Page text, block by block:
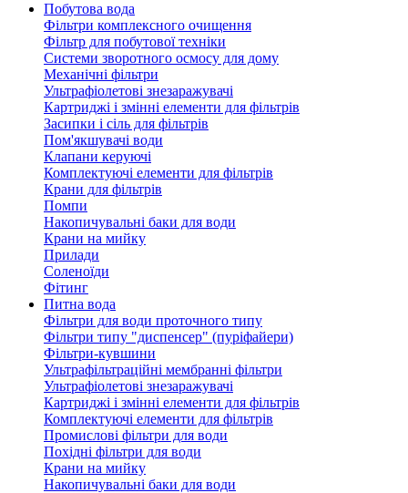
Побутова вода
Фільтри комплексного очищення
Фільтр для побутової техніки
Системи зворотного осмосу для дому
Механічні фільтри
Ультрафіолетові знезаражувачі
Картриджі і змінні елементи для фільтрів
Засипки і сіль для фільтрів
Пом'якшувачі води
Клапани керуючі
Комплектуючі елементи для фільтрів
Крани для фільтрів
Помпи
Накопичувальні баки для води
Крани на мийку
Прилади
Соленоїди
Фітинг
Питна вода
Фільтри для води проточного типу
Фільтри типу "диспенсер" (пуріфайери)
Фільтри-кувшини
Ультрафільтраційні мембранні фільтри
Ультрафіолетові знезаражувачі
Картриджі і змінні елементи для фільтрів
Комплектуючі елементи для фільтрів
Промислові фільтри для води
Похідні фільтри для води
Крани на мийку
Накопичувальні баки для води